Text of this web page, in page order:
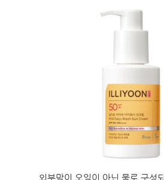
외부막이 오일이 아닌 물로 구성